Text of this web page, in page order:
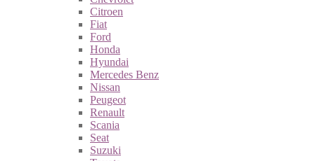
Citroen
Fiat
Ford
Honda
Hyundai
Mercedes Benz
Nissan
Peugeot
Renault
Scania
Seat
Suzuki